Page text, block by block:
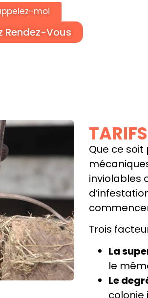
moi
Rendez-Vous
Que ce
inviolables
Trois
La
le
Le
colonie